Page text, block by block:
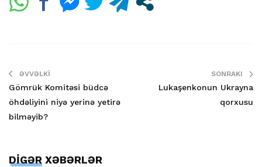
ƏVVƏLKI
Gömrük Komitəsi büdcə
öhdəliyini niyə yerinə yetirə
bilməyib?
SONRAKI
Lukaşenkonun Ukrayna
qorxusu
DİGƏR XƏBƏRLƏR